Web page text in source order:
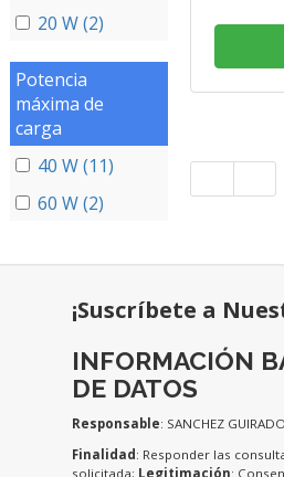
20 W (2)
Potencia
máxima de
carga
40 W (11)
60 W (2)
¡Suscríbete a
INFORMACIÓN
DE DATOS
Responsable: SANCHEZ
Finalidad: Responder las
solicitada; Legitimación: